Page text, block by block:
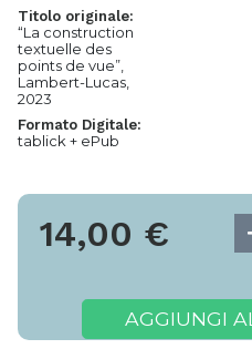
Titolo originale:
“La construction
textuelle des
points de vue”,
Lambert-Lucas,
2023
Formato Digitale:
tablick + ePub
14,00 €
AGGIUNGI